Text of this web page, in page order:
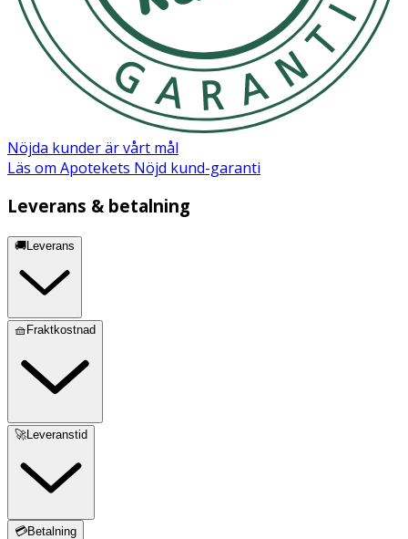
Nöjda kunder är vårt mål
Läs om Apotekets Nöjd kund-garanti
Leverans & betalning
🚚Leverans
🧺Fraktkostnad
🚀Leveranstid
💳Betalning